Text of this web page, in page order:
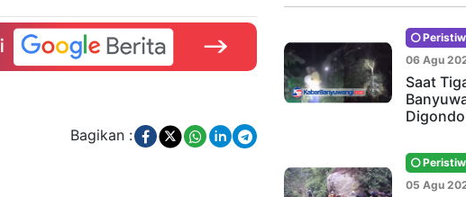
Bagikan :
06 Agu
Saat
05 Agu